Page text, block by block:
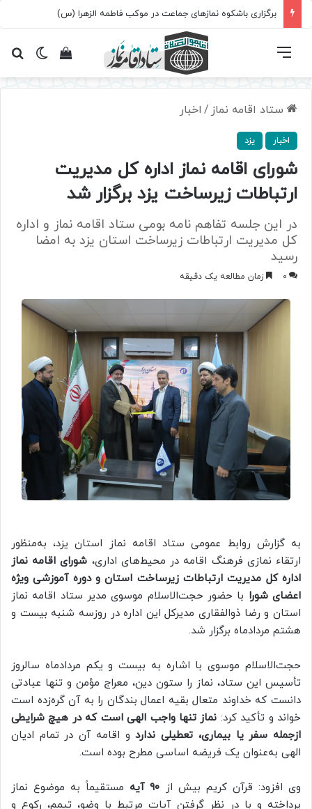
برگزاری باشکوه نمازهای جماعت در موکب فاطمه الزهرا (س)
تغییرمشاهده فهرست
ستاد اقامه نماز / اخبار
اخبار یزد
شورای اقامه نماز اداره کل مدیریت
ارتباطات زیرساخت یزد برگزار شد
در این جلسه تفاهم نامه بومی ستاد اقامه نماز و اداره
کل مدیریت ارتباطات زیرساخت استان یزد به امضا
رسید
0 زمان مطالعه یک دقیقه
به گزارش روابط عمومی ستاد اقامه نماز استان یزد، به‌منظور
ارتقاء نمازی فرهنگ اقامه در محیط‌های اداری، شورای اقامه نماز
اداره کل مدیریت ارتباطات زیرساخت استان و دوره آموزشی ویژه
اعضای شورا با حضور حجت‌الاسلام موسوی مدیر ستاد اقامه نماز
استان و رضا ذوالفقاری مدیرکل این اداره در روزسه شنبه بیست و
هشتم مردادماه برگزار شد.
حجت‌الاسلام موسوی با اشاره به بیست و یکم مردادماه سالروز
تأسیس این ستاد، نماز را ستون دین، معراج مؤمن و تنها عبادتی
دانست که خداوند متعال بقیه اعمال بندگان را به آن گره‌زده است
خواند و تأکید کرد: نماز تنها واجب الهی است که در هیچ شرایطی
ازجمله سفر یا بیماری، تعطیلی نداردو اقامه آن در تمام ادیان
الهی به‌عنوان یک فریضه اساسی مطرح بوده است.
وی افزود: قرآن کریم بیش از ۹۰ آیه
مستقیماً به موضوع نماز
پرداخته و با در نظر گرفتن آیات مرتبط با وضو، تیمم، رکوع و